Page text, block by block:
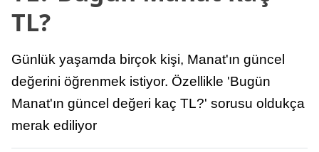
TL?
Günlük yaşamda birçok kişi, Manat'ın güncel
değerini öğrenmek istiyor. Özellikle 'Bugün
Manat'ın güncel değeri kaç TL?' sorusu oldukça
merak ediliyor